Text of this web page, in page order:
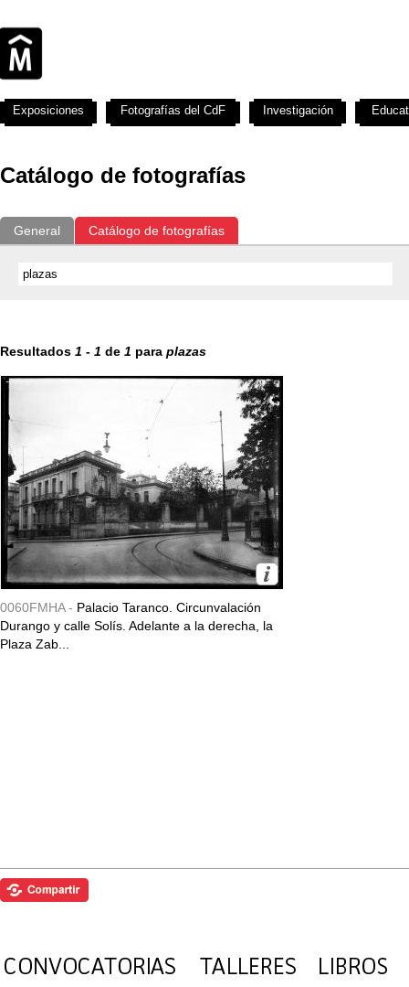
Catálogo de fotografías
General Catálogo de fotografías
Resultados 1 - 1 de 1 para plazas
0060FMHA - Palacio Taranco. Circunvalación
Durango y calle Solís. Adelante a la derecha, la
Plaza Zab...
Exposiciones Fotografías del CdF Investigación